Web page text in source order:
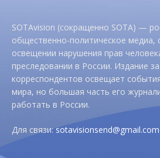
SOTAvision (сокращенно SOTA) —
общественно-политическое медиа,
освещении нарушения прав
преследовании в России. Издание
корреспондентов освещает
мира, но большая часть его
работать в России.
Для связи:sotavisionsend@gmail.com